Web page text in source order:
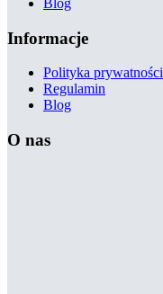
Informacje
Polityka prywatności
Regulamin
Blog
O nas